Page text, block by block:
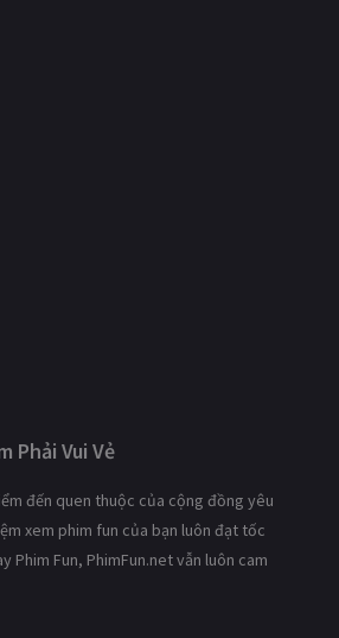
Phải Vui Vẻ
đến quen thuộc của cộng đồng yêu
xem phim fun của bạn luôn đạt tốc
Phim Fun, PhimFun.net vẫn luôn cam